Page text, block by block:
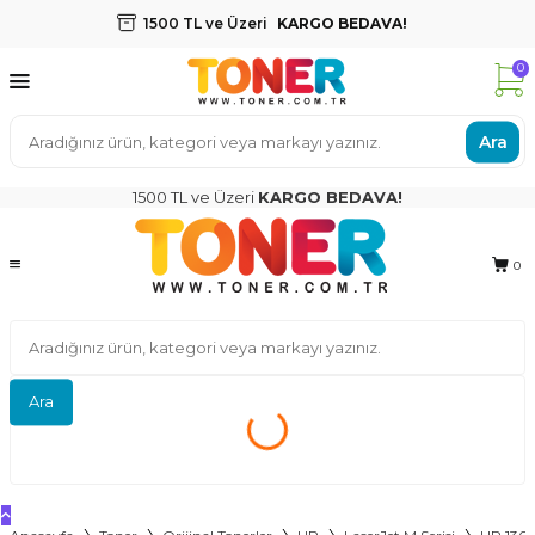
1500 TL ve Üzeri KARGO BEDAVA!
Ara
0
1500 TL ve Üzeri KARGO BEDAVA!
Ara
0